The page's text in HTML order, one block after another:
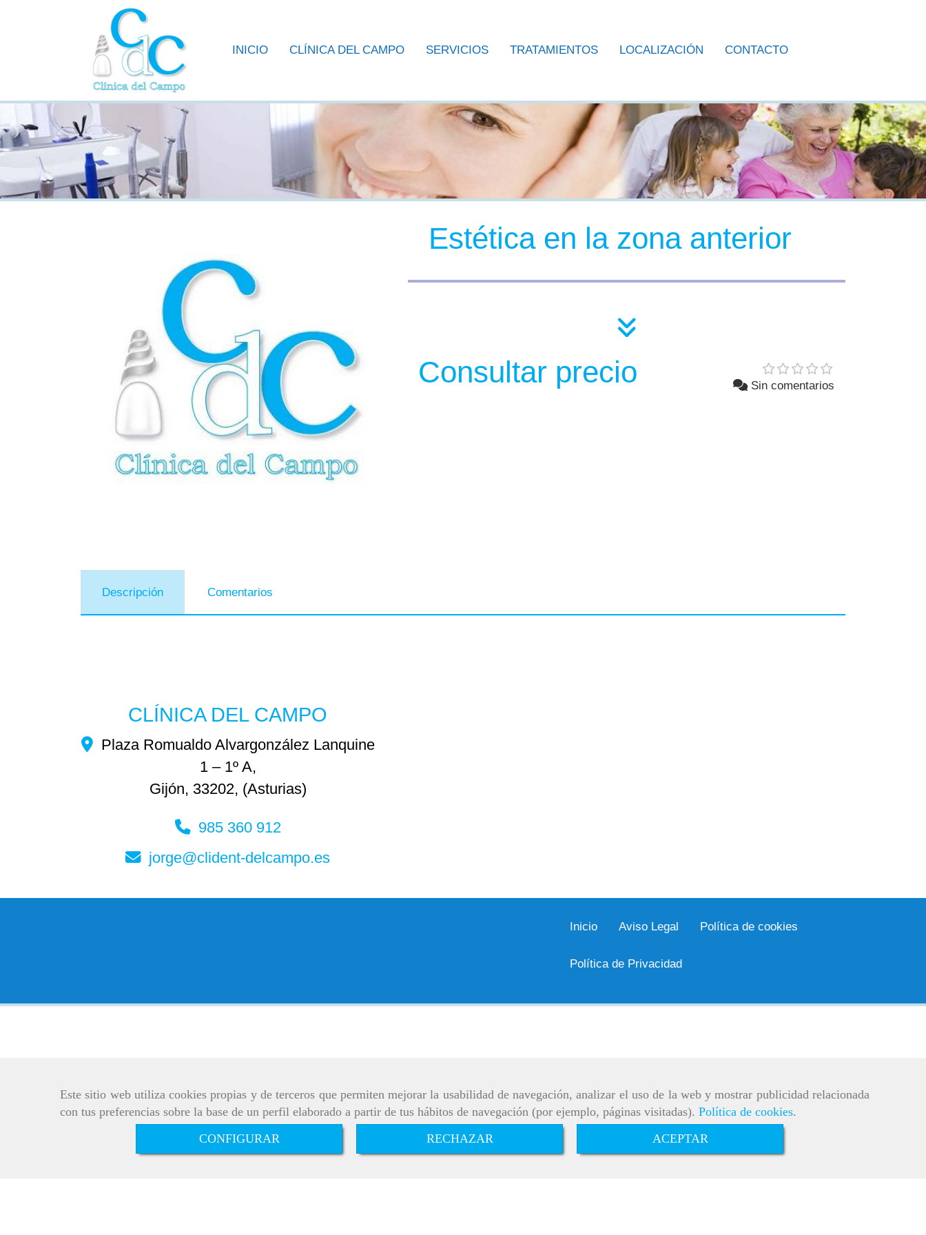
Este sitio web utiliza cookies propias y de terceros que permiten mejorar la usabilidad de navegación, analizar el uso de la web y mostrar publicidad relacionada
con tus preferencias sobre la base de un perfil elaborado a partir de tus hábitos de navegación (por ejemplo, páginas visitadas). Política de cookies.
CONFIGURAR
RECHAZAR ACEPTAR
INICIO CLÍNICA DEL CAMPO SERVICIOS TRATAMIENTOS LOCALIZACIÓN CONTACTO
Estética en la zona anterior
Consultar precio Sin comentarios
Descripción Comentarios
CLÍNICA DEL CAMPO
Plaza Romualdo Alvargonzález Lanquine
1 – 1º A,
Gijón, 33202, (Asturias)
985 360 912
jorge
clident-delcampo.es
Inicio Aviso Legal Política de cookies
Política de Privacidad